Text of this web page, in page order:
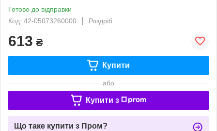
Готово до відправки
Код: 42-05073260000
Роздріб
613 ₴
Купити
або
Купити з
Що таке купити з Пром?